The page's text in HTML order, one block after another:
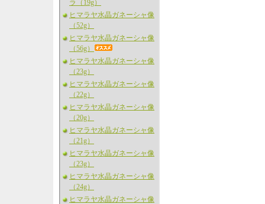
ラ（19g）
ヒマラヤ水晶ガネーシャ像
（52g）
ヒマラヤ水晶ガネーシャ像
（56g）
ヒマラヤ水晶ガネーシャ像
（23g）
ヒマラヤ水晶ガネーシャ像
（22g）
ヒマラヤ水晶ガネーシャ像
（20g）
ヒマラヤ水晶ガネーシャ像
（21g）
ヒマラヤ水晶ガネーシャ像
（23g）
ヒマラヤ水晶ガネーシャ像
（24g）
ヒマラヤ水晶ガネーシャ像